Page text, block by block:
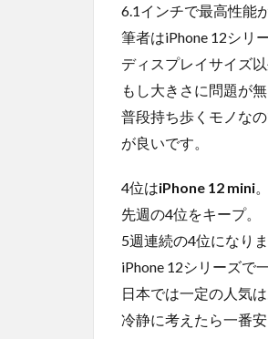
6.1インチで最高性能
筆者はiPhone 12シリ
ディスプレイサイズ
もし大きさに問題が
普段持ち歩くモノな
が良いです。
4位はiPhone 12 mini
先週の4位をキープ。
5週連続の4位になりま
iPhone 12シリーズで
日本では一定の人気は
冷静に考えたら一番